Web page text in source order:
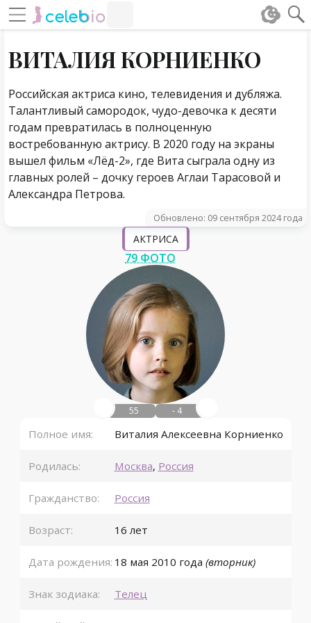
Навигация по сайту
ВИТАЛИЯ КОРНИЕНКО
Российская актриса кино, телевидения и дубляжа.
Талантливый самородок, чудо-девочка к десяти
годам превратилась в полноценную
востребованную актрису. В 2020 году на экраны
вышел фильм «Лёд-2», где Вита сыграла одну из
главных ролей – дочку героев Аглаи Тарасовой и
Александра Петрова.
Обновлено: 09 сентября 2024 года
АКТРИСА
79 ФОТО
55 - 4
Полное имя: Виталия Алексеевна Корниенко
Родилась: Москва, Россия
Гражданство: Россия
Возраст: 16 лет
Дата рождения: 18 мая 2010 года (вторник)
Знак зодиака: Телец